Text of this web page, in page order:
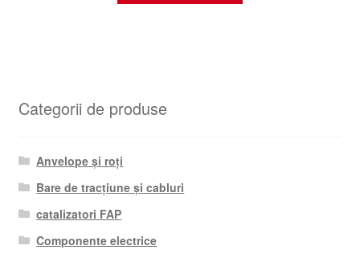
Categorii de produse
Anvelope și roți
Bare de tracțiune și cabluri
catalizatori FAP
Componente electrice